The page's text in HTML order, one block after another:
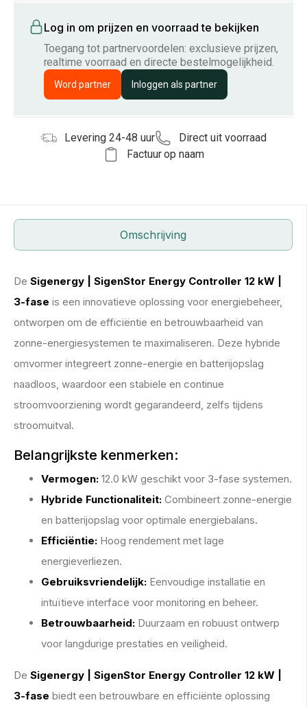
Log in om prijzen en voorraad te bekijken
Toegang tot partnervoordelen: exclusieve prijzen,
realtime voorraad en directe bestelmogelijkheid.
Word partner Inloggen als partner
Levering 24-48 uur
Direct uit voorraad
Factuur op naam
Omschrijving
De Sigenergy | SigenStor Energy Controller 12 kW |
3-fase is een innovatieve oplossing voor energiebeheer,
ontworpen om de efficiëntie en betrouwbaarheid van
zonne-energiesystemen te maximaliseren. Deze hybride
omvormer integreert zonne-energie en batterijopslag
naadloos, waardoor een stabiele en continue
stroomvoorziening wordt gegarandeerd, zelfs tijdens
stroomuitval.
Belangrijkste kenmerken:
Vermogen: 12.0 kW geschikt voor 3-fase systemen.
Hybride Functionaliteit: Combineert zonne-energie
en batterijopslag voor optimale energiebalans.
Efficiëntie: Hoog rendement met lage
energieverliezen.
Gebruiksvriendelijk: Eenvoudige installatie en
intuïtieve interface voor monitoring en beheer.
Betrouwbaarheid: Duurzaam en robuust ontwerp
voor langdurige prestaties en veiligheid.
De Sigenergy | SigenStor Energy Controller 12 kW |
3-fase biedt een betrouwbare en efficiënte oplossing